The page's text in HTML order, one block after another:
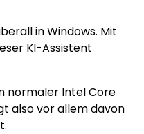
in Windows. Mit
KI-Assistent
normaler Intel Core
also vor allem davon